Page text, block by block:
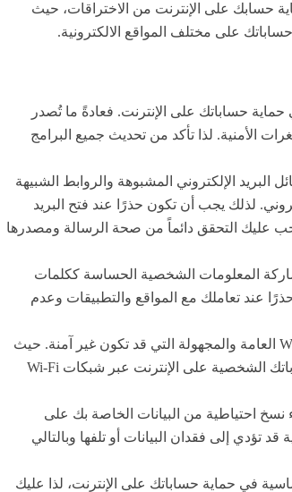
حسابك على الإنترنت من الاختراقات، حيث
على مختلف المواقع الالكترونية.
حساباتك على الإنترنت. فعادةً ما تُصدر
الأمنية. لذا تأكد من تحديث جميع البرامج
البريد الإلكتروني المشبوهة والروابط الشبيهة
لذلك يجب أن تكون حذرًا عند فتح البريد
عليك التحقق دائماً من صحة الرسالة ومصدرها
المعلومات الشخصية الحساسة ككلمات
عند تعاملك مع المواقع والتطبيقات وعدم
استخدام شبكات Wi-Fi الآمنة: يجب تجنب الاتصال بشبكات Wi-Fi العامة والمجهولة التي قد تكون غير آمنة. حيث
يجب أن تتجنب إدخال المعلومات الحساسة أو التعامل مع حساباتك الشخصية على الإنترنت عبر شبكات Wi-Fi
نسخ احتياطية من البيانات الخاصة بك على
تؤدي إلى فقدان البيانات أو تلفها وبالتالي
في حماية حساباتك على الإنترنت، لذا عليك